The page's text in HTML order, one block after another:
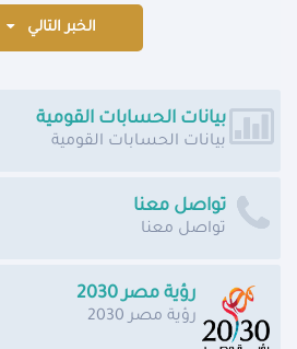
الخبر التالي
بيانات الحسابات القومية
بيانات الحسابات القومية
تواصل معنا
تواصل معنا
رؤية مصر 2030
رؤية مصر 2030